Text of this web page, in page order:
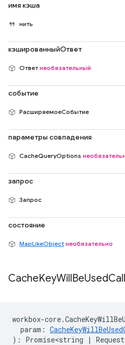
имя кэша
нить
кэшированныйОтвет
Ответ необязательный
событие
РасширяемоеСобытие
параметры совпадения
CacheQueryOptions
запрос
Запрос
состояние
MapLikeObject необязательно
CacheKeyWillBeUsed
workbox-core.
param :
) : Promise<string | Request